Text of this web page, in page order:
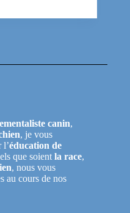
canin,
, je vous
l’éducation de
que soient la race,
, nous vous
au cours de nos